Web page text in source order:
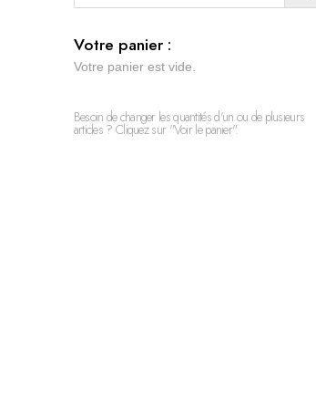
Votre panier :
Votre panier est vide.
Besoin de changer les quantités d'un ou de plusieurs
articles ? Cliquez sur "Voir le panier".